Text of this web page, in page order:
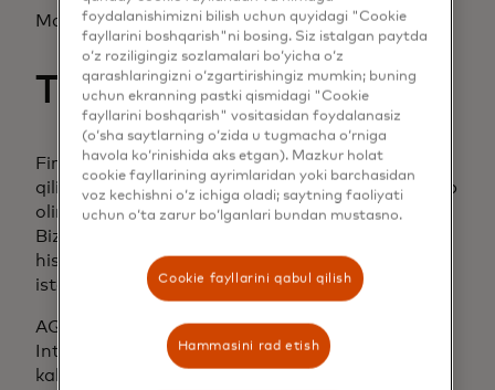
Mana ularning uchta asosiy tavsiyasi:
Ta'lim
Firibgarlar tez rivojlanadi - siz ham shunday
qilishingiz kerak. Firibgarlik qanday ishlashini bilib
oling, xoh u firibgarlik yoki fishing urinishi bo'lsin.
Bizneslar o'z mijozlarini o'qitish orqali o'z
hissalarini qo'shishlari mumkin - axir, xabardor
iste'molchilar eng yaxshi himoya chizig'idir.
AQShda Federal Savdo Komissiyasi (FTC) va
Internet Jinoyatlari Shikoyatlari Markazi (IC3)
kabi resurslar bebahodir. Firibgarlikning oldini
foydalanishimizni bilish uchun quyidagi "Cookie
fayllarini boshqarish"ni bosing. Siz istalgan paytda
o‘z roziligingiz sozlamalari bo‘yicha o‘z
qarashlaringizni o‘zgartirishingiz mumkin; buning
uchun ekranning pastki qismidagi "Cookie
fayllarini boshqarish" vositasidan foydalanasiz
(o‘sha saytlarning o‘zida u tugmacha o‘rniga
havola ko‘rinishida aks etgan). Mazkur holat
cookie fayllarining ayrimlaridan yoki barchasidan
voz kechishni o‘z ichiga oladi; saytning faoliyati
uchun o‘ta zarur bo‘lganlari bundan mustasno.
Cookie fayllarini qabul qilish
Hammasini rad etish